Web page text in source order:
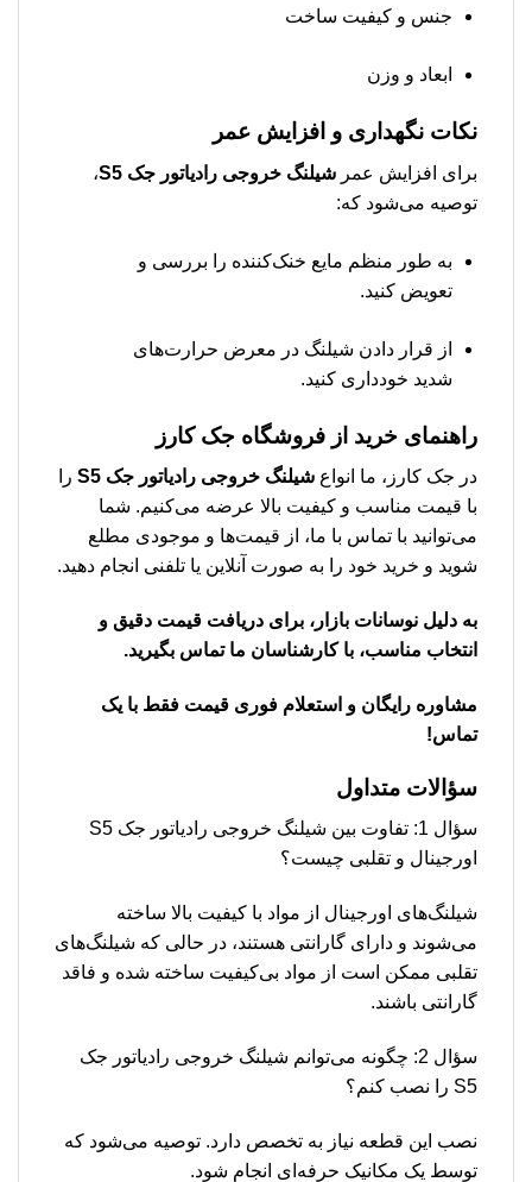
جنس و کیفیت ساخت
ابعاد و وزن
نکات نگهداری و افزایش عمر
برای افزایش عمر شیلنگ خروجی رادیاتور جک S5
،
توصیه می‌شود که:
به طور منظم مایع خنک‌کننده را بررسی و
تعویض کنید.
از قرار دادن شیلنگ در معرض حرارت‌های
شدید خودداری کنید.
راهنمای خرید از فروشگاه جک کارز
در جک کارز، ما انواع شیلنگ خروجی رادیاتور جک S5
را
با قیمت مناسب و کیفیت بالا عرضه می‌کنیم. شما
می‌توانید با تماس با ما، از قیمت‌ها و موجودی مطلع
شوید و خرید خود را به صورت آنلاین یا تلفنی انجام دهید.
به دلیل نوسانات بازار، برای دریافت قیمت دقیق و
انتخاب مناسب، با کارشناسان ما تماس بگیرید.
مشاوره رایگان و استعلام فوری قیمت فقط با یک
تماس!
سؤالات متداول
سؤال 1: تفاوت بین شیلنگ خروجی رادیاتور جک S5
اورجینال و تقلبی چیست؟
شیلنگ‌های اورجینال از مواد با کیفیت بالا ساخته
می‌شوند و دارای گارانتی هستند، در حالی که شیلنگ‌های
تقلبی ممکن است از مواد بی‌کیفیت ساخته شده و فاقد
گارانتی باشند.
سؤال 2: چگونه می‌توانم شیلنگ خروجی رادیاتور جک
S5 را نصب کنم؟
نصب این قطعه نیاز به تخصص دارد. توصیه می‌شود که
توسط یک مکانیک حرفه‌ای انجام شود.